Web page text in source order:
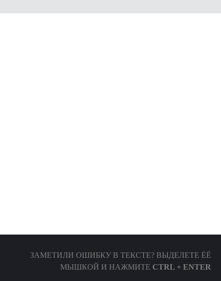
ЗАМЕТИЛИ ОШИБКУ В ТЕКСТЕ? ВЫДЕЛЕТЕ ЁЁ
МЫШКОЙ И НАЖМИТЕ CTRL + ENTER